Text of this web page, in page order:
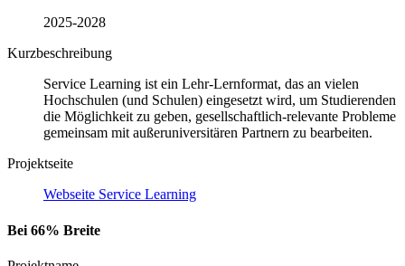
2025-2028
Kurzbeschreibung
Service Learning ist ein Lehr-Lernformat, das an vielen
Hochschulen (und Schulen) eingesetzt wird, um Studierenden
die Möglichkeit zu geben, gesellschaftlich-relevante Probleme
gemeinsam mit außeruniversitären Partnern zu bearbeiten.
Projektseite
Webseite Service Learning
Bei 66% Breite